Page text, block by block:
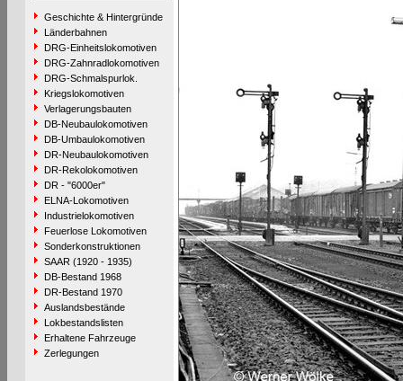
Geschichte & Hintergründe
Länderbahnen
DRG-Einheitslokomotiven
DRG-Zahnradlokomotiven
DRG-Schmalspurlok.
Kriegslokomotiven
Verlagerungsbauten
DB-Neubaulokomotiven
DB-Umbaulokomotiven
DR-Neubaulokomotiven
DR-Rekolokomotiven
DR - "6000er"
ELNA-Lokomotiven
Industrielokomotiven
Feuerlose Lokomotiven
Sonderkonstruktionen
SAAR (1920 - 1935)
DB-Bestand 1968
DR-Bestand 1970
Auslandsbestände
Lokbestandslisten
Erhaltene Fahrzeuge
Zerlegungen